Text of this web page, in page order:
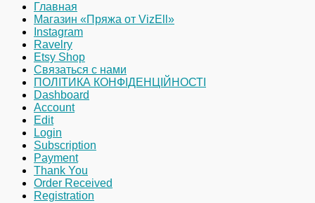
Главная
Магазин «Пряжа от VizEll»
Instagram
Ravelry
Etsy Shop
Связаться с нами
ПОЛІТИКА КОНФІДЕНЦІЙНОСТІ
Dashboard
Account
Edit
Login
Subscription
Payment
Thank You
Order Received
Registration